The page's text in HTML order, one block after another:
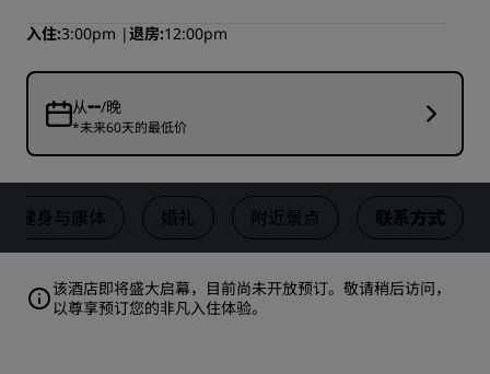
入住 3:00pm 退房 12:00pm
从--/晚
*未来60天的最低价
健身与康体 婚礼 附近景点 联系方式
该酒店即将盛大启幕，目前尚未开放预订。敬请稍后访问，
以尊享预订您的非凡入住体验。